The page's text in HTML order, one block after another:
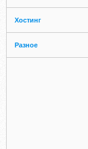
Хостинг
Разное